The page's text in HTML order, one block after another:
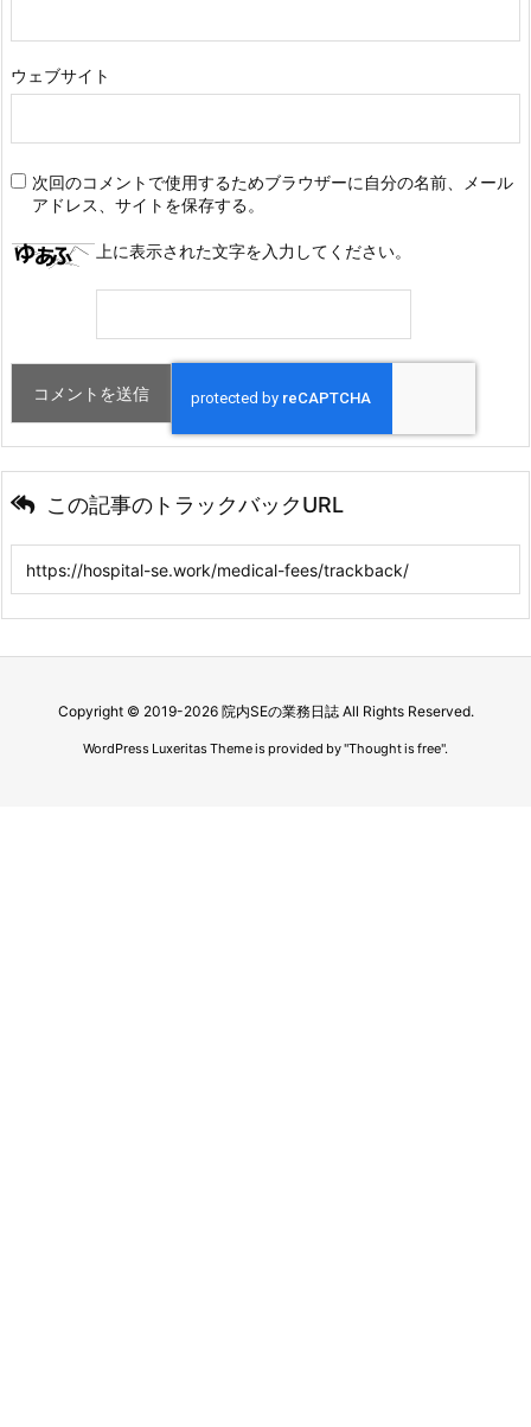
ウェブサイト
次回のコメントで使用するためブラウザーに自分の名前、メール
アドレス、サイトを保存する。
上に表示された文字を入力してください。
この記事のトラックバックURL
Copyright © 2019-2026 院内SEの業務日誌All Rights Reserved.
WordPress Luxeritas Theme is provided by "Thought is free".